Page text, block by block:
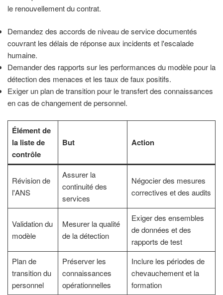
le renouvellement du contrat.
Demandez des accords de niveau de service documentés
couvrant les délais de réponse aux incidents et l'escalade
humaine.
Demander des rapports sur les performances du modèle pour la
détection des menaces et les taux de faux positifs.
Exiger un plan de transition pour le transfert des connaissances
en cas de changement de personnel.
Élément de
la liste de
contrôle
But Action
Révision de
l'ANS
Assurer la
continuité des
services
Négocier des mesures
correctives et des audits
Validation du
modèle
Mesurer la qualité
de la détection
Exiger des ensembles
de données et des
rapports de test
Plan de
transition du
personnel
Préserver les
connaissances
opérationnelles
Inclure les périodes de
chevauchement et la
formation